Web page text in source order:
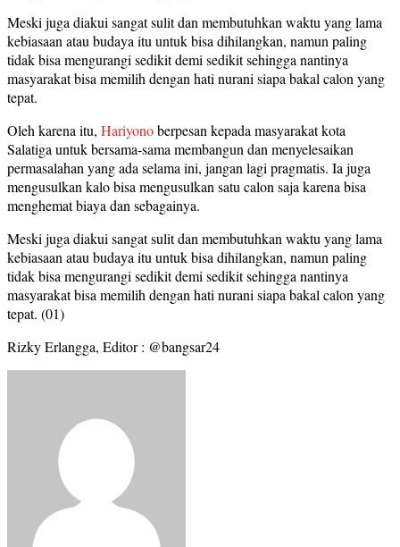
Meski juga diakui sangat sulit dan membutuhkan waktu yang lama
kebiasaan atau budaya itu untuk bisa dihilangkan, namun paling
tidak bisa mengurangi sedikit demi sedikit sehingga nantinya
masyarakat bisa memilih dengan hati nurani siapa bakal calon yang
tepat.
Oleh karena itu, Hariyonoberpesan kepada masyarakat kota
Salatiga untuk bersama-sama membangun dan menyelesaikan
permasalahan yang ada selama ini, jangan lagi pragmatis. Ia juga
mengusulkan kalo bisa mengusulkan satu calon saja karena bisa
menghemat biaya dan sebagainya.
Meski juga diakui sangat sulit dan membutuhkan waktu yang lama
kebiasaan atau budaya itu untuk bisa dihilangkan, namun paling
tidak bisa mengurangi sedikit demi sedikit sehingga nantinya
masyarakat bisa memilih dengan hati nurani siapa bakal calon yang
tepat. (01)
Rizky Erlangga, Editor : @bangsar24